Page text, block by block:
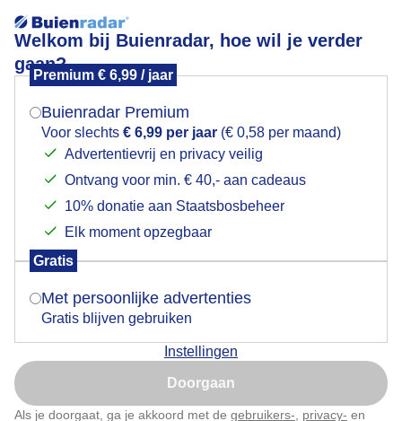
Welkom bij Buienradar, hoe wil je verder
gaan?
Premium € 6,99 / jaar
Buienradar Premium
Voor slechts € 6,99 per jaar (€ 0,58 per maand)
Advertentievrij en privacy veilig
Ontvang voor min. € 40,- aan cadeaus
10% donatie aan Staatsbosbeheer
Elk moment opzegbaar
Gratis
Met persoonlijke advertenties
Gratis blijven gebruiken
Instellingen
Doorgaan
Als je doorgaat, ga je akkoord met de gebruikers- privacy- en
Zonsopkomst
na een frisse nacht nu 20 graden Celsius in Sauerland
Door: Corry van Daalen Gemaakt: 14-08-2025, 20x bekeken
Mogen we je locatie gebruiken voor het
Indien je hier nog geen akkoord op hebt gegeven,
verschijnt er zo een pop-up uit je browser waarin
Is goed, toon de popup
Nu niet, misschien later
Klik hierom dit aan te passen